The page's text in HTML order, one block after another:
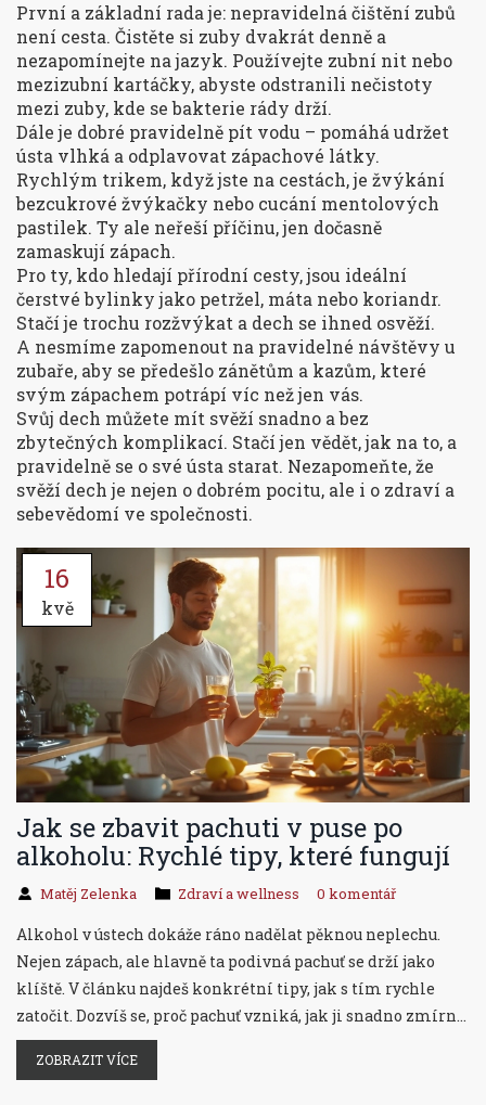
První a základní rada je: nepravidelná čištění zubů
není cesta. Čistěte si zuby dvakrát denně a
nezapomínejte na jazyk. Používejte zubní nit nebo
mezizubní kartáčky, abyste odstranili nečistoty
mezi zuby, kde se bakterie rády drží.
Dále je dobré pravidelně pít vodu – pomáhá udržet
ústa vlhká a odplavovat zápachové látky.
Rychlým trikem, když jste na cestách, je žvýkání
bezcukrové žvýkačky nebo cucání mentolových
pastilek. Ty ale neřeší příčinu, jen dočasně
zamaskují zápach.
Pro ty, kdo hledají přírodní cesty, jsou ideální
čerstvé bylinky jako petržel, máta nebo koriandr.
Stačí je trochu rozžvýkat a dech se ihned osvěží.
A nesmíme zapomenout na pravidelné návštěvy u
zubaře, aby se předešlo zánětům a kazům, které
svým zápachem potrápí víc než jen vás.
Svůj dech můžete mít svěží snadno a bez
zbytečných komplikací. Stačí jen vědět, jak na to, a
pravidelně se o své ústa starat. Nezapomeňte, že
svěží dech je nejen o dobrém pocitu, ale i o zdraví a
sebevědomí ve společnosti.
16
kvě
Jak se zbavit pachuti v puse po
alkoholu: Rychlé tipy, které fungují
Matěj Zelenka Zdraví a wellness 0 komentář
Alkohol v ústech dokáže ráno nadělat pěknou neplechu.
Nejen zápach, ale hlavně ta podivná pachuť se drží jako
klíště. V článku najdeš konkrétní tipy, jak s tím rychle
zatočit. Dozvíš se, proč pachuť vzniká, jak ji snadno zmírnit
a jakým věcem se radši vyhni. Praktické rady bez
zbytečného omáčení.
ZOBRAZIT VÍCE